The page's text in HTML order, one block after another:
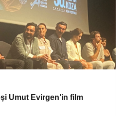
Umut Evirgen’in film